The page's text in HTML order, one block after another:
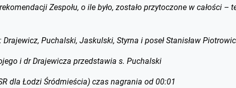
Zespołu, o ile było, zostało przytoczone w całości –
Puchalski, Jaskulski, Styrna i poseł Stanisław
i dr Drajewicza przedstawia s. Puchalski
dla Łodzi Śródmieścia) czas nagrania od 00:01